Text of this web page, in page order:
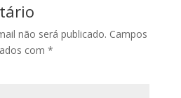
não será publicado. Campos
com *